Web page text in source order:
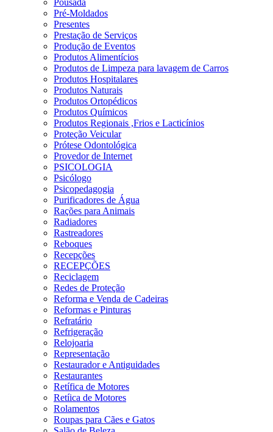
Pousada
Pré-Moldados
Presentes
Prestação de Serviços
Produção de Eventos
Produtos Alimentícios
Produtos de Limpeza para lavagem de Carros
Produtos Hospitalares
Produtos Naturais
Produtos Ortopédicos
Produtos Químicos
Produtos Regionais ,Frios e Lacticínios
Proteção Veicular
Prótese Odontológica
Provedor de Internet
PSICOLOGIA
Psicólogo
Psicopedagogia
Purificadores de Água
Rações para Animais
Radiadores
Rastreadores
Reboques
Recepções
RECEPÇÕES
Reciclagem
Redes de Proteção
Reforma e Venda de Cadeiras
Reformas e Pinturas
Refratário
Refrigeração
Relojoaria
Representação
Restaurador e Antiguidades
Restaurantes
Retífica de Motores
Retíica de Motores
Rolamentos
Roupas para Cães e Gatos